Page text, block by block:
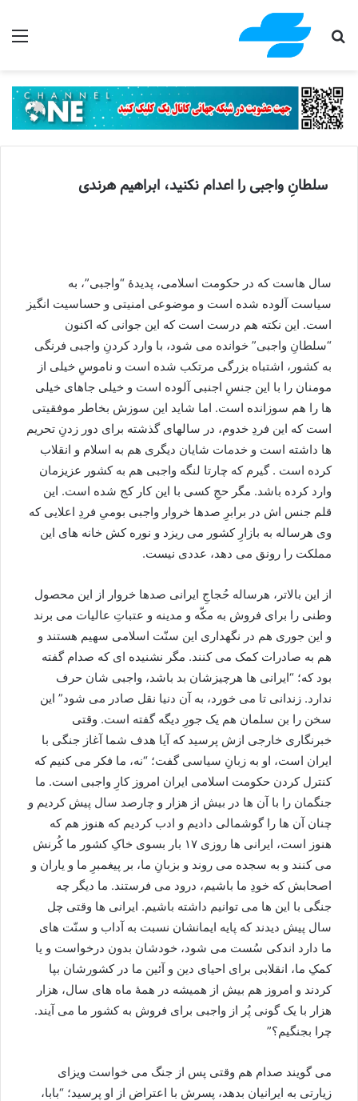
جستجو برای
سلطانِ واجبی را اعدام نکنید، ابراهیم هرندی
سال هاست که در حکومت اسلامی، پدیدۀ “واجبی”، به
سیاست آلوده شده است و موضوعی امنیتی و حساسیت انگیز
است. این نکته هم درست است که این جوانی که اکنون
“سلطانِ واجبی” خوانده می شود، با وارد کردنِ واجبی فرنگی
به کشور، اشتباه بزرگی مرتکب شده است و ناموسِ خیلی از
مومنان را با این جنسِ اجنبی آلوده است و خیلی جاهای خیلی
ها را هم سوزانده است. اما شاید این سوزش بخاطر موفقیتی
است که این فردِ خدوم، در سالهای گذشته برای دور زدنِ تحریم
ها داشته است و خدمات شایان دیگری هم به اسلام و انقلاب
کرده است . گیرم که چارتا لنگه واجبی هم به کشور عزیزمان
وارد کرده باشد. مگر حجِ کسی با این کار کج شده است. این
قلم جنس اش در برابرِ صدها خروار واجبی بومیِ فردِ اعلایی که
وی هرساله به بازارِ کشور می ریزد و نوره کش خانه های این
مملکت را رونق می دهد، عددی نیست.
از این بالاتر، هرساله حُجاجِ ایرانی صدها خروار از این محصول
وطنی را برای فروش به مکّه و مدینه و عتباتِ عالیات می برند
و این جوری هم در نگهداری این سنّت اسلامی سهیم هستند و
هم به صادرات کمک می کنند. مگر نشنیده ای که صدام گفته
بود که؛ “ایرانی ها هرچیزشان بد باشد، واجبی شان حرف
ندارد. زندانی تا می خورد، به آن دنیا نقل صادر می شود” این
سخن را بن سلمان هم یک جورِ دیگه گفته است. وقتی
خبرنگاری خارجی ازش پرسید که آیا هدف شما آغاز جنگی با
ایران است، او به زبانِ سیاسی گفت؛ “نه، ما فکر می کنیم که
کنترل کردن حکومت اسلامی ایران امروز کارِ واجبی است. ما
جنگمان را با آن ها در بیش از هزار و چارصد سال پیش کردیم و
چنان آن ها را گوشمالی دادیم و ادب کردیم که هنوز هم که
هنوز است، ایرانی ها روزی ۱۷ بار بسوی خاکِ کشور ما کُرنش
می کنند و به سجده می روند و بزبانِ ما، بر پیغمبرِ ما و یاران و
اصحابش که خودِ ما باشیم، درود می فرستند. ما دیگر چه
جنگی با این ها می توانیم داشته باشیم. ایرانی ها وقتی چل
سال پیش دیدند که پایه ایمانشان نسبت به آداب و سنّت های
ما دارد اندکی سُست می شود، خودشان بدون درخواست و یا
کمکِ ما، انقلابی برای احیای دین و آئین ما در کشورشان بپا
کردند و امروز هم بیش از همیشه در همۀ ماه های سال، هزار
هزار با یک گونی پُر از واجبی برای فروش به کشور ما می آیند.
چرا بجنگیم؟”
می گویند صدام هم وقتی پس از جنگ می خواست ویزای
زیارتی به ایرانیان بدهد، پسرش با اعتراض از او پرسید؛ “بابا،